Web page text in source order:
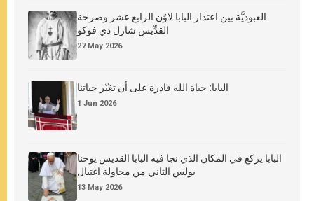
العبوديَّة بين اعتذار البابا لاوُن الرابع عشر وصرخة
القدِّيس شارل دي فوكو
27 May 2026
البابا: حياة الله قادرة على أن تغيّر حياتنا
1 Jun 2026
البابا يركع في المكان الذي نجا فيه البابا القديس يوحنا
بولس الثاني من محاولة اغتيال
13 May 2026